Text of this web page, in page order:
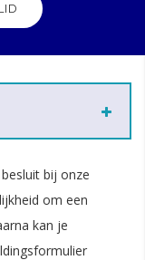
bij onze
om een
kan je